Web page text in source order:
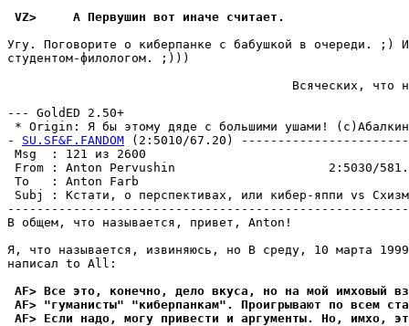
VZ>     А Первушин вот иначе считает.
Угу. Поговорите о киберпанке с бабушкой в очереди. ;)
студентом-филологом. ;)))
Всяческих, что
--- GoldED 2.50+
* Origin: Я бы этому дяде с большими ушами!
- SU.SF&F.FANDOM (2:5010/67.20)
Msg  : 121
From : Anton Pervushin                     2:5030/
To   : Anton Farb
Subj : Кстати, о перспективах, или кибер-
В общем, что называется, привет, Anton!
Я, что называется, извиняюсь, но В среду, 10 марта
написал to All:
AF> Все это, конечно, дело вкуса, но на мой имховый
AF> "гуманисты" "киберпанкам". Проигрывают по всем
AF> Если надо, могу привести и аргументы. Но, имхо,